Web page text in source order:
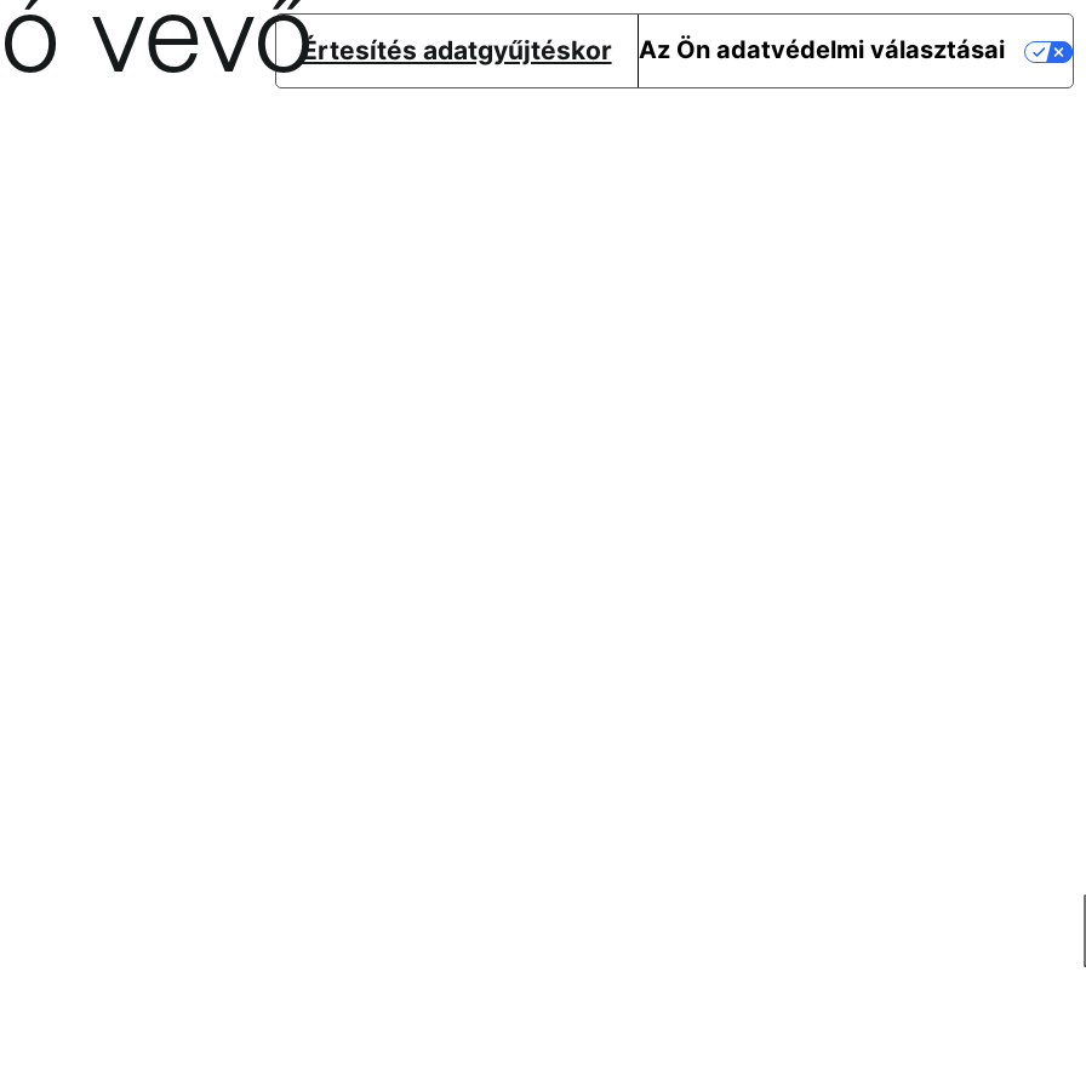
vevőÉrtesítés adatgyűjtéskor Az Ön adatvédelmi választásai